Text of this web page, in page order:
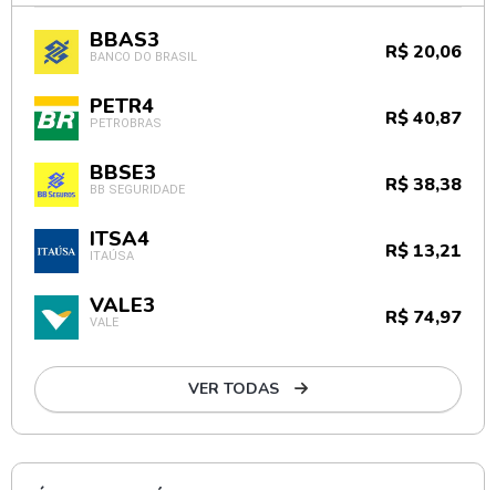
BBAS3
BANCO DO BRASIL R$ 20,06
PETR4
PETROBRAS R$ 40,87
BBSE3
BB SEGURIDADE R$ 38,38
ITSA4
ITAÚSA R$ 13,21
VALE3
VALE R$ 74,97
VER TODAS